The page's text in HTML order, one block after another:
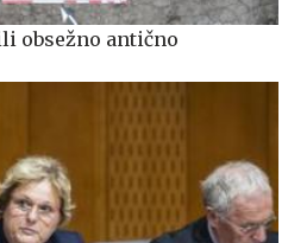
obsežno antično